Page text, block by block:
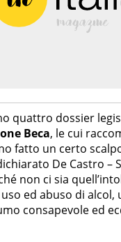
quattro dossier
Beca, le cui
fatto un certo
De Castro –
non ci sia
ed abuso di alcol,
consapevole ed